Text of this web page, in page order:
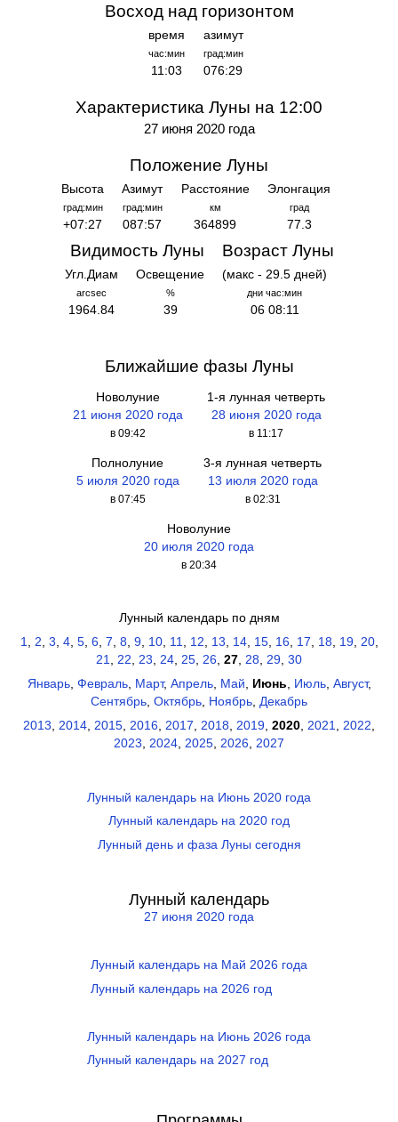
Восход над горизонтом
время
час:мин
11:03
азимут
град:мин
076:29
Характеристика Луны на 12:00
27 июня 2020 года
Положение Луны
Высота
град:мин
+07:27
Азимут
град:мин
087:57
Расстояние
км
364899
Элонгация
град
77.3
Видимость Луны
Угл.Диам
arcsec
1964.84
Освещение
%
39
Возраст Луны
(макс - 29.5 дней)
дни час:мин
06 08:11
Ближайшие фазы Луны
Новолуние
21 июня 2020 года
в 09:42
1-я лунная четверть
28 июня 2020 года
в 11:17
Полнолуние
5 июля 2020 года
в 07:45
3-я лунная четверть
13 июля 2020 года
в 02:31
Новолуние
20 июля 2020 года
в 20:34
Лунный календарь по дням
1, 2, 3, 4, 5, 6, 7, 8, 9, 10, 11, 12, 13, 14, 15, 16, 17, 18, 19, 20,
21, 22, 23, 24, 25, 26, 27, 28, 29, 30
Январь, Февраль, Март, Апрель, Май Июнь Июль, Август,
Сентябрь Октябрь Ноябрь Декабрь
2013
2014 2015 2016 2017 2018 2019 2020 2021 2022
2023
2024 2025 2026 2027
Лунный календарь на Июнь 2020 года
Лунный календарь на 2020 год
Лунный день и фаза Луны сегодня
Лунный календарь
27 июня 2020 года
Лунный календарь на Май 2026 года
Лунный календарь на 2026 год
Лунный календарь на Июнь 2026 года
Лунный календарь на 2027 год